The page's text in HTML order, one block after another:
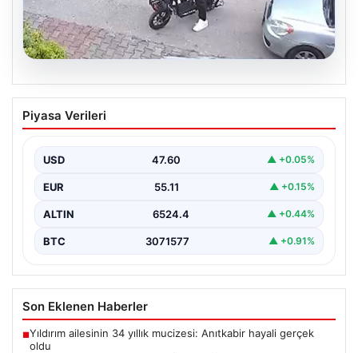
Bolu’da Vahşet: Yavru Kediye İşlenen
İğrenç Olay Kameralara Yansıdı
günlerde meydana gelen korkutucu olay, bölgedeki
sakinleri derinden sarstı. Elektrikli…
Piyasa Verileri
USD 47.60 ▲ +0.05%
EUR 55.11 ▲ +0.15%
ALTIN 6524.4 ▲ +0.44%
BTC 3071577 ▲ +0.91%
Son Eklenen Haberler
■Yıldırım ailesinin 34 yıllık mucizesi: Anıtkabir hayali gerçek
oldu